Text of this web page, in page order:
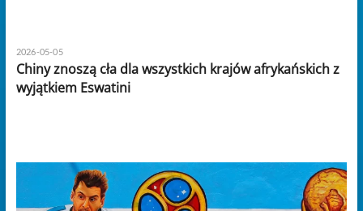
2026-05-05
Chiny znoszą cła dla wszystkich krajów afrykańskich z
wyjątkiem Eswatini